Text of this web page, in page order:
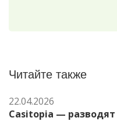
Читайте также
22.04.2026
Casitopia — разводят